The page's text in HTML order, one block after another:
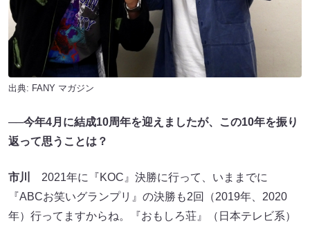
出典: FANY マガジン
──今年4月に結成10周年を迎えましたが、この10年を振り
返って思うことは？
市川
2021年に『KOC』決勝に行って、いままでに
『ABCお笑いグランプリ』の決勝も2回（2019年、2020
年）行ってますからね。『おもしろ荘』（日本テレビ系）